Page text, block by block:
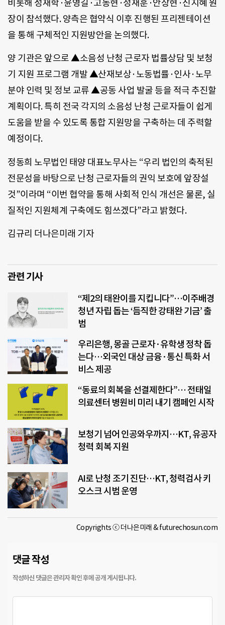
비롯해 성재학·윤영길·고동현·정재훈·안상현·신지혜 원
장이 참석했다. 양측은 협약식 이후 진행된 프리젠테이션
을 통해 구체적인 지원방안을 논의했다.
양 기관은 앞으로 ▲소음성 난청 근로자 법률상담 및 보청
기 지원 프로그램 개발 ▲산재보상·노동법률·인사·노무
분야 인력 및 정보 교류 ▲공동 사업 발굴 등을 적극 추진할
계획이다. 특히 전국 각지의 소음성 난청 근로자들이 쉽게
도움을 받을 수 있도록 통합 지원망을 구축하는 데 주력할
예정이다.
정동희 노무법인 태양 대표노무사는 “우리 법인의 축적된
전문성을 바탕으로 난청 근로자들의 권익 보호에 앞장설
것”이라며 “이번 협약을 통해 사회적 인식 개선은 물론, 실
질적인 지원체계 구축에도 힘쓰겠다”라고 밝혔다.
김규리 더나은미래 기자
관련 기사
“제2의 태완이를 지킵니다”…이주배경
청년 자립 돕는 ‘듬직한 강태완 기금’ 출
범
우리은행, 몽골 근로자·유학생 정착 돕
는다…외국인 대상 금융·통신 특화 서
비스 제공
“동료의 회복을 선결제한다”… 전태일
의료센터 병원비 미리 내기 캠페인 시작
보청기 넘어 인공와우까지…KT, 유공자
청력 회복 지원
AI로 난청 조기 진단…KT, 청력검사 키
오스크 시범 운영
Copyrights ⓒ 더나은미래 & futurechosun.com
댓글 작성